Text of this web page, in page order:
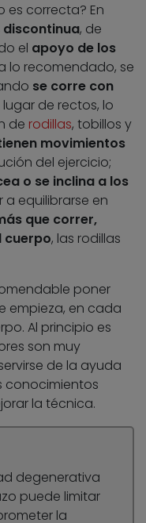
es correcta? En
discontinua, de
el apoyo de los
lo recomendado, se
se corre con
lugar de rectos, lo
de rodillas, tobillos y
movimientos
del ejercicio;
o se inclina a los
equilibrarse en
que correr,
cuerpo, las rodillas
poner
empieza, en cada
Al principio es
son muy
de la ayuda
conocimientos
la técnica.
degenerativa
puede limitar
la